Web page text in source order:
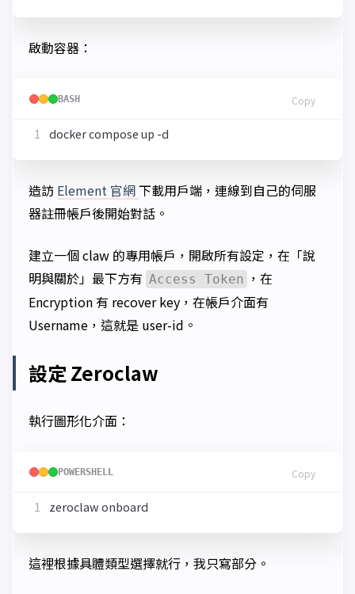
啟動容器：
BASH Copy
造訪 Element 官網下載用戶端，連線到自己的伺服
器註冊帳戶後開始對話。
建立一個 claw 的專用帳戶，開啟所有設定，在「說
明與關於」最下方有 Access Token
，在
Encryption 有 recover key，在帳戶介面有
Username，這就是 user-id。
設定 Zeroclaw
執行圖形化介面：
POWERSHELL Copy
zeroclaw onboard
這裡根據具體類型選擇就行，我只寫部分。